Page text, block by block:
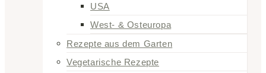
USA
West- & Osteuropa
Rezepte aus dem Garten
Vegetarische Rezepte